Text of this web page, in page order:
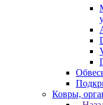
Ковры,